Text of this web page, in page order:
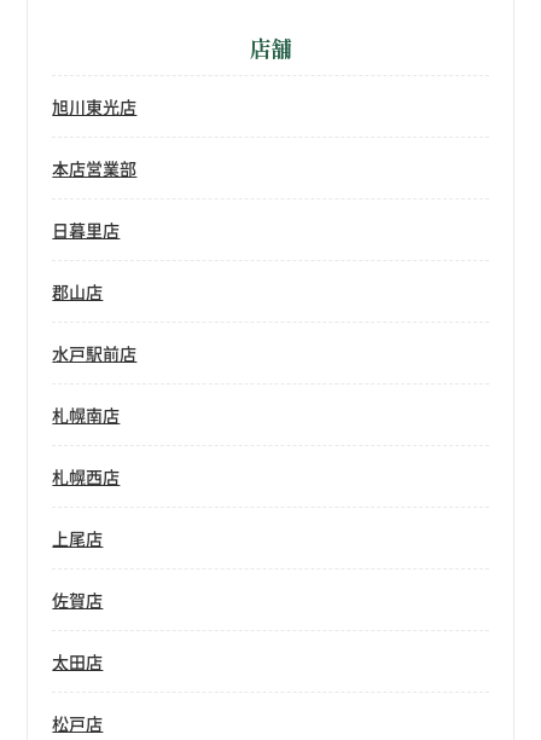
店舗
旭川東光店
本店営業部
日暮里店
郡山店
水戸駅前店
札幌南店
札幌西店
上尾店
佐賀店
太田店
松戸店